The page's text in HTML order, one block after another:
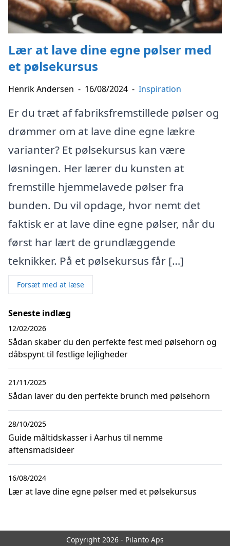
Lær at lave dine egne pølser med
et pølsekursus
Henrik Andersen - 16/08/2024 - Inspiration
Er du træt af fabriksfremstillede pølser og
drømmer om at lave dine egne lækre
varianter? Et pølsekursus kan være
løsningen. Her lærer du kunsten at
fremstille hjemmelavede pølser fra
bunden. Du vil opdage, hvor nemt det
faktisk er at lave dine egne pølser, når du
først har lært de grundlæggende
teknikker. På et pølsekursus får […]
Forsæt med at læse
Seneste indlæg
Sådan skaber du den perfekte fest med pølsehorn og
dåbspynt til festlige lejligheder
12/02/2026
Sådan laver du den perfekte brunch med pølsehorn
21/11/2025
Guide måltidskasser i Aarhus til nemme
aftensmadsideer
28/10/2025
Lær at lave dine egne pølser med et pølsekursus
16/08/2024
Copyright 2026 - Pilanto Aps